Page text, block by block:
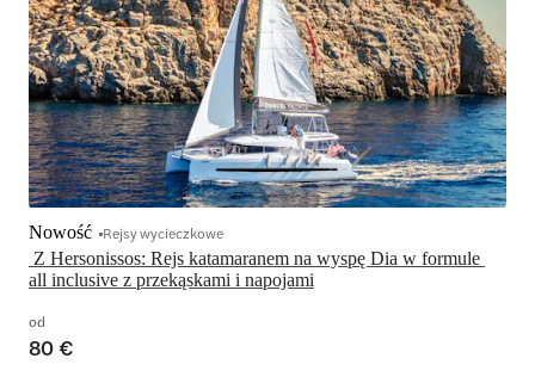
Z Hersonissos: Rejs katamaranem na wyspę Dia w formule
all inclusive z przekąskami i napojami
Nowość Rejsy wycieczkowe
od
80 €